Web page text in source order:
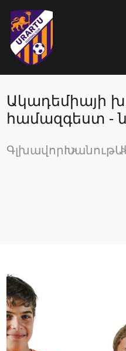
Ակադեմիայի
համազգեստ -
ԳլխավորԽանութ